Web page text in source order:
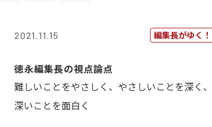
2021.11.15 編集長がゆく！
徳永編集長の視点論点
難しいことをやさしく、やさしいことを深く、
深いことを面白く